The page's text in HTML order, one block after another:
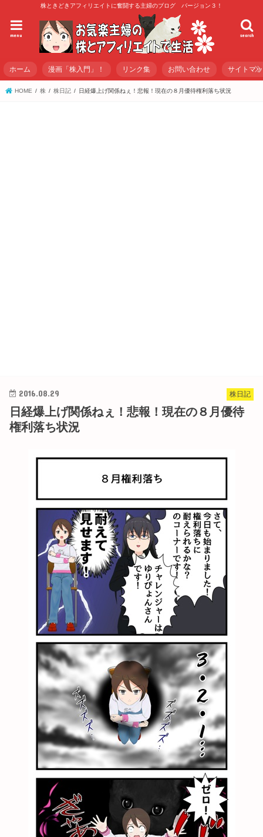
株ときどきアフィリエイトに奮闘する主婦のブログ バージョン３！
search
menu
ホーム 漫画「株入門」！ リンク集 お問い合わせ サイトマ
HOME 株 株日記 日経爆上げ関係ねぇ！悲報！現在の８月優待権利落ち状況
株日記
2016.08.29
日経爆上げ関係ねぇ！悲報！現在の８月優待
権利落ち状況